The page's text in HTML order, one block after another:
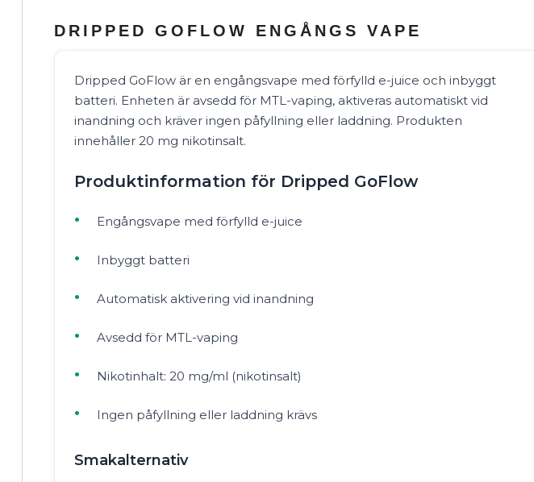
DRIPPED GOFLOW ENGÅNGS VAPE
Dripped GoFlow är en engångsvape med förfylld e-juice och inbyggt
batteri. Enheten är avsedd för MTL-vaping, aktiveras automatiskt vid
inandning och kräver ingen påfyllning eller laddning. Produkten
innehåller 20 mg nikotinsalt.
Produktinformation för Dripped GoFlow
Engångsvape med förfylld e-juice
Inbyggt batteri
Automatisk aktivering vid inandning
Avsedd för MTL-vaping
Nikotinhalt: 20 mg/ml (nikotinsalt)
Ingen påfyllning eller laddning krävs
Smakalternativ